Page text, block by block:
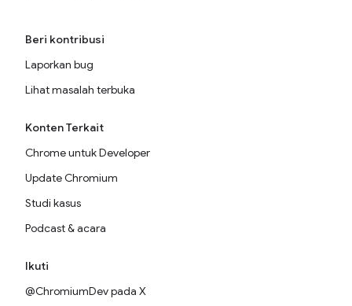
Beri kontribusi
Laporkan bug
Lihat masalah terbuka
Konten Terkait
Chrome untuk Developer
Update Chromium
Studi kasus
Podcast & acara
Ikuti
@ChromiumDev pada X